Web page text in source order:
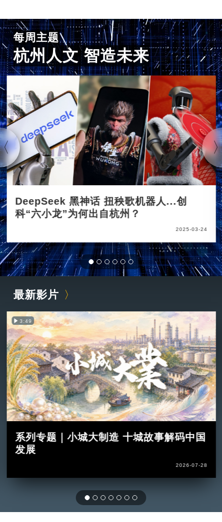
每周主题
杭州人文 智造未来
DeepSeek 黑神话 扭秧歌机器人...创
科“六小龙”为何出自杭州？
2025-03-24
最新影片
3:49
系列专题｜小城大制造 十城故事解码中国
发展
2026-07-28